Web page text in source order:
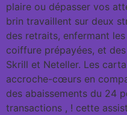
plaire ou dépasser vos
brin travaillent sur deux
des retraits, enfermant
coiffure prépayées, et
Skrill et Neteller. Les
accroche-cœurs en
des abaissements du 24
transactions , ! cette